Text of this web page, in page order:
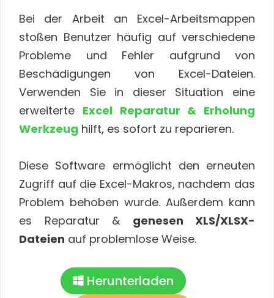
Bei der Arbeit an Excel-Arbeitsmappen
stoßen Benutzer häufig auf verschiedene
Probleme und Fehler aufgrund von
Beschädigungen von Excel-Dateien.
Verwenden Sie in dieser Situation eine
erweiterte Excel Reparatur & Erholung
Werkzeug hilft, es sofort zu reparieren.
Diese Software ermöglicht den erneuten
Zugriff auf die Excel-Makros, nachdem das
Problem behoben wurde. Außerdem kann
es Reparatur & genesen XLS/XLSX-
Dateien auf problemlose Weise.
Herunterladen